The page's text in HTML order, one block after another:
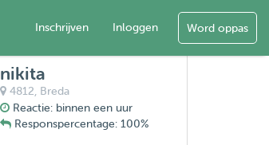
Inschrijven Inloggen Word oppas
nikita
4812, Breda
Reactie: binnen een uur
Responspercentage: 100%